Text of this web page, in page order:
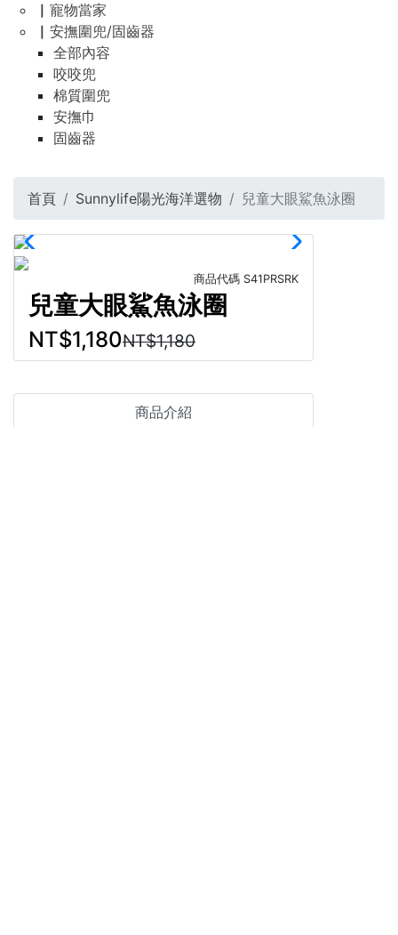
▏寵物當家
▏安撫圍兜/固齒器
全部內容
咬咬兜
棉質圍兜
安撫巾
固齒器
首頁 Sunnylife陽光海洋選物 兒童大眼鯊魚泳圈
商品代碼 S41PRSRK
兒童大眼鯊魚泳圈
NT$1,180NT$1,180
商品介紹